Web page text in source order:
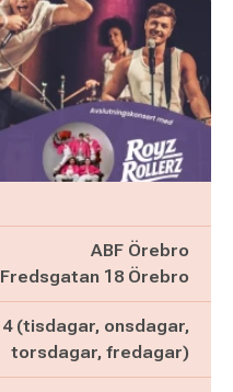
ABF Örebro
Fredsgatan 18 Örebro
4 (tisdagar, onsdagar,
torsdagar, fredagar)